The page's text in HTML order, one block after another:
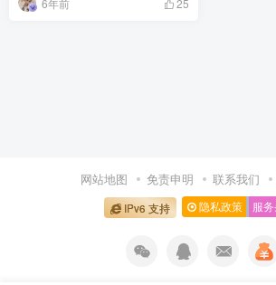
6年前 25
网站地图 免责申明 联系我们
IPv6 支持 隐私政策 服